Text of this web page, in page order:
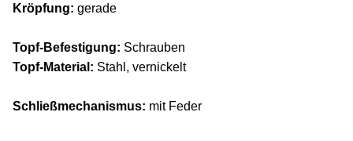
Kröpfung: gerade
Topf-Befestigung: Schrauben
Topf-Material: Stahl, vernickelt
Schließmechanismus: mit Feder